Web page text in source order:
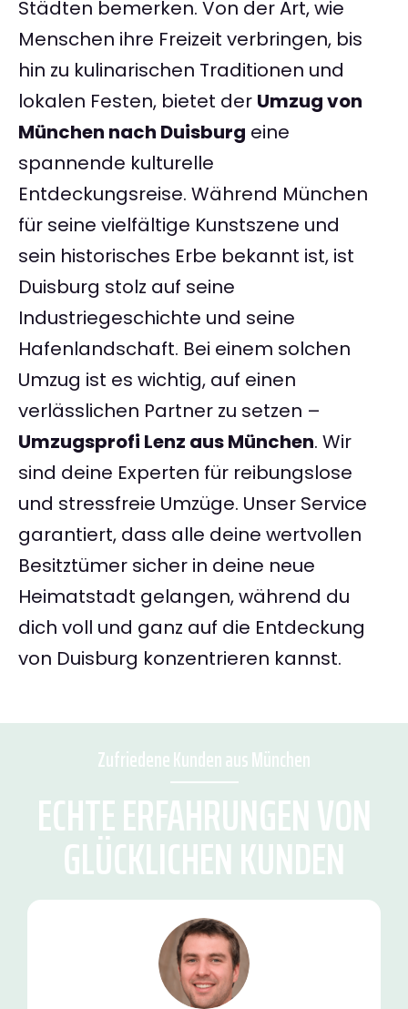
Städten bemerken. Von der Art, wie
Menschen ihre Freizeit verbringen, bis
hin zu kulinarischen Traditionen und
lokalen Festen, bietet der Umzug von
München nach Duisburg eine
spannende kulturelle
Entdeckungsreise. Während München
für seine vielfältige Kunstszene und
sein historisches Erbe bekannt ist, ist
Duisburg stolz auf seine
Industriegeschichte und seine
Hafenlandschaft. Bei einem solchen
Umzug ist es wichtig, auf einen
verlässlichen Partner zu setzen –
Umzugsprofi Lenz aus München. Wir
sind deine Experten für reibungslose
und stressfreie Umzüge. Unser Service
garantiert, dass alle deine wertvollen
Besitztümer sicher in deine neue
Heimatstadt gelangen, während du
dich voll und ganz auf die Entdeckung
von Duisburg konzentrieren kannst.
Zufriedene Kunden aus München
ECHTE ERFAHRUNGEN VON
GLÜCKLICHEN KUNDEN